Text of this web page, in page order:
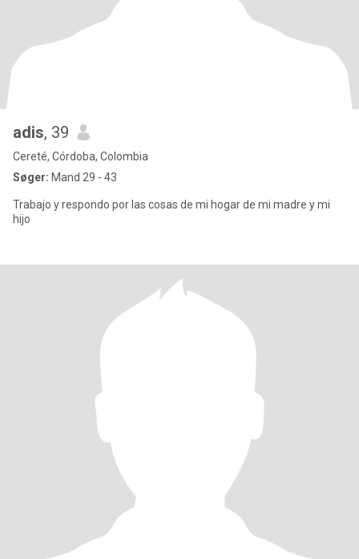
adis, 39
Cereté, Córdoba, Colombia
Søger: Mand 29 - 43
Trabajo y respondo por las cosas de mi hogar de mi madre y mi
hijo